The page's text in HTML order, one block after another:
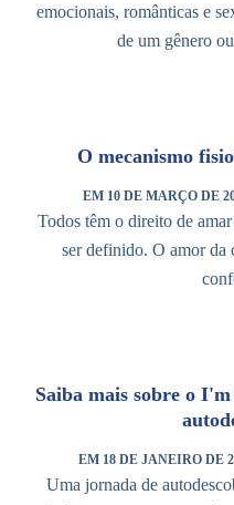
emocionais, românticas e
de um gênero
O mecanismo
EM 10 DE MARÇO DE
Todos têm o direito de
ser definido. O amor da
Saiba mais sobre o
EM 18 DE JANEIRO DE
Uma jornada de